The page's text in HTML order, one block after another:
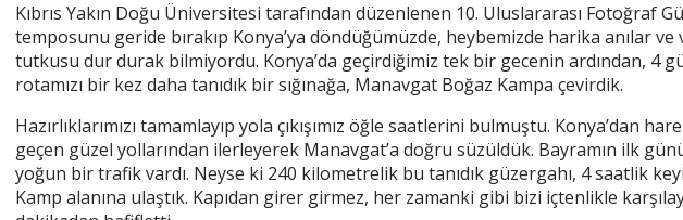
Kıbrıs Yakın Doğu Üniversitesi tarafından düzenlenen 10. Uluslararası Fotoğraf
temposunu geride bırakıp Konya’ya döndüğümüzde, heybemizde harika anılar
tutkusu dur durak bilmiyordu. Konya’da geçirdiğimiz tek bir gecenin ardından, 4
rotamızı bir kez daha tanıdık bir sığınağa, Manavgat Boğaz Kampa çevirdik.
Hazırlıklarımızı tamamlayıp yola çıkışımız öğle saatlerini bulmuştu. Konya’dan
geçen güzel yollarından ilerleyerek Manavgat’a doğru süzüldük. Bayramın ilk
yoğun bir trafik vardı. Neyse ki 240 kilometrelik bu tanıdık güzergahı, 4 saatlik
Kamp alanına ulaştık. Kapıdan girer girmez, her zamanki gibi bizi içtenlikle